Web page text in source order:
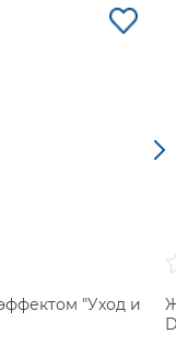
"Уход и